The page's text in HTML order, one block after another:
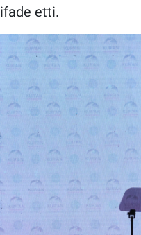
ifade etti.